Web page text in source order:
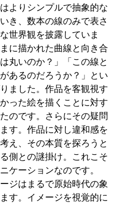
よりシンプルで抽象的な
き、数本の線のみで表さ
世界観を披露していま
に描かれた曲線と向き合
丸いのか？」「この線と
あるのだろうか？」とい
ました。作品を客観視す
った絵を描くことに対す
のです。さらにその疑問
す。作品に対し違和感を
え、その本質を探ろうと
側との謎掛け。これこそ
ケーションなのです。
ジはまるで原始時代の象
す。イメージを視覚的に